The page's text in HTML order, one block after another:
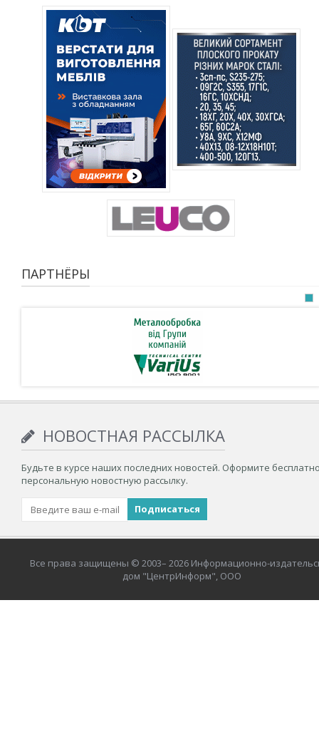
ПАРТНЁРЫ
НОВОСТНАЯ РАССЫЛКА
Будьте в курсе наших последних новостей. Оформите
персональную новостную рассылку.
Все права защищены © 2003– 2026 Информационно-
дом "ЦентрИнформ", ООО